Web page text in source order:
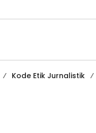
Kode Etik Jurnalistik